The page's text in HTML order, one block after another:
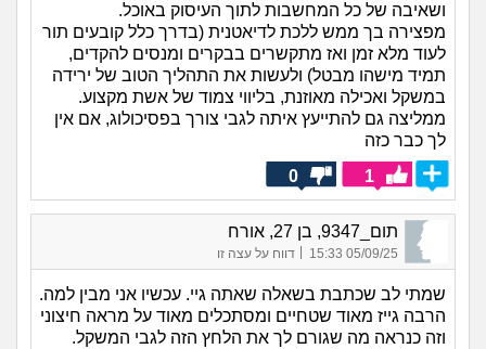
ושאיבה של כל המחשבות לתוך העיסוק באוכל.
מפצירה בך ממש ללכת לדיאטנית (בדרך כלל קובעים תור
לעוד מלא זמן ואז מתקשרים בבקרים ומנסים להקדים,
תמיד מישהו מבטל) ולעשות את התהליך הטוב של ירידה
במשקל ואכילה מאוזנת, בליווי צמוד של אשת מקצוע.
ממליצה גם להתייעץ איתה לגבי צורך בפסיכולוג, אם אין
לך כבר כזה
1
0
תום_9347, בן 27, אורח
05/09/25 15:33 דווח על עצה זו
שמתי לב שכתבת בשאלה שאתה גיי. עכשיו אני מבין למה.
הרבה גייז מאוד שטחיים ומסתכלים מאוד על מראה חיצוני
וזה כנראה מה שגורם לך את הלחץ הזה לגבי המשקל.